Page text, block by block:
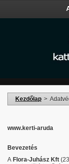
Kezdőlap >
www.kerti-aruda
Bevezetés
A Flora-Juhász Kft